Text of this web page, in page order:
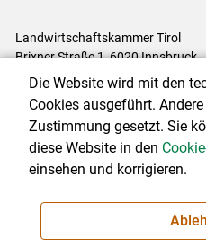
Landwirtschaftskammer Tirol
Brixner Straße 1, 6020 Innsbruck
Telefon: +43 5 92 92-0
E-Mail:office@lk-tirol.at
Impressum|Kontakt |
Cookie-Einstellungen
Die Website wird mit den
Cookies ausgeführt.
Zustimmung gesetzt. Sie
diese Website in den
einsehen und korrigieren.